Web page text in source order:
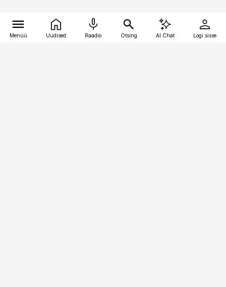
Menüü Uudised Raadio Otsing AI Chat Logi sisse